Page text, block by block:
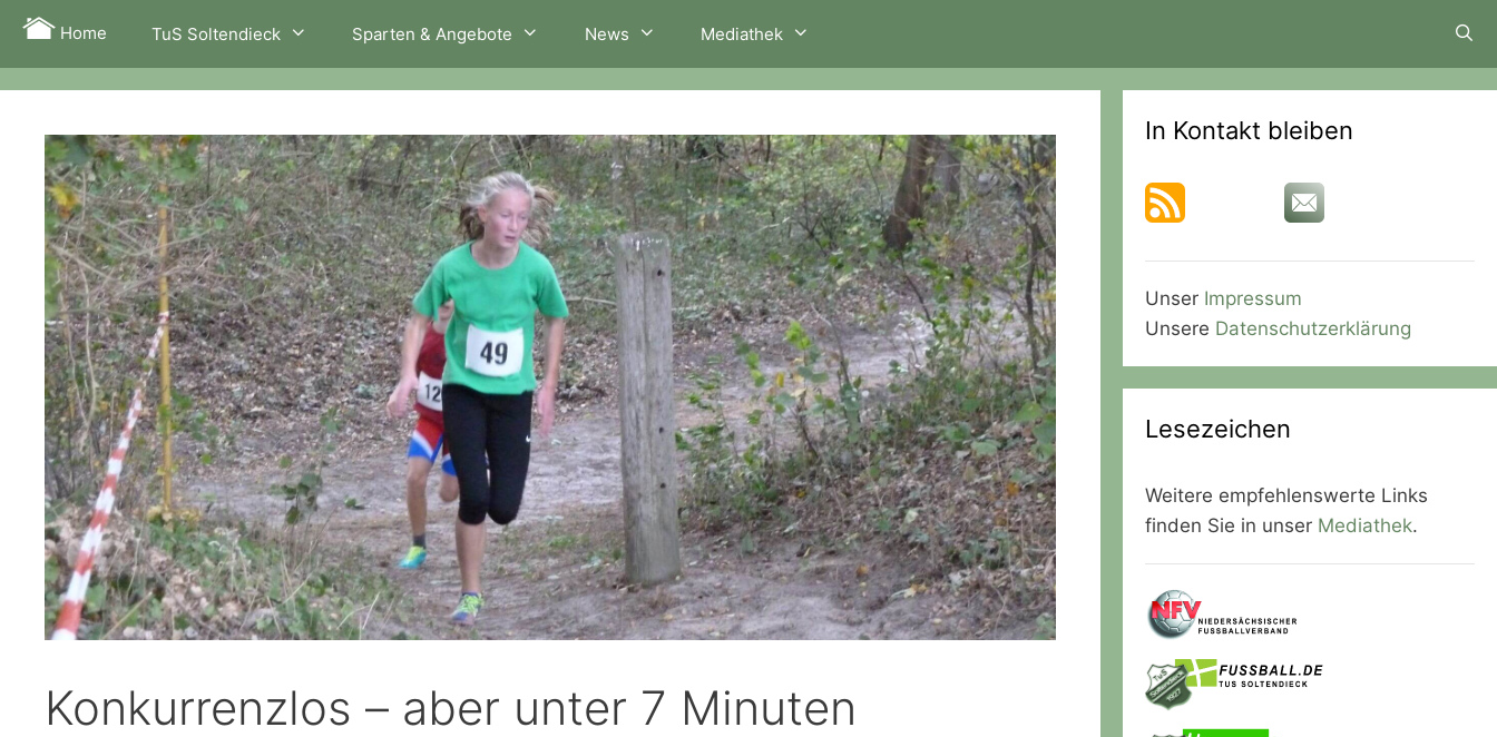
Zum
Inhalt
springen
Home TuS Soltendieck Sparten & Angebote News Mediathek
Konkurrenzlos – aber unter 7 Minuten
In Kontakt bleiben
Unser Impressum
Unsere Datenschutzerklärung
Lesezeichen
Weitere empfehlenswerte Links
finden Sie in unser Mediathek.